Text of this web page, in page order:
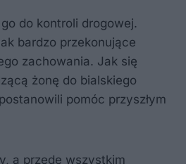
do kontroli drogowej.
bardzo przekonujące
zachowania. Jak się
żonę do bialskiego
pomóc przyszłym
a przede wszystkim